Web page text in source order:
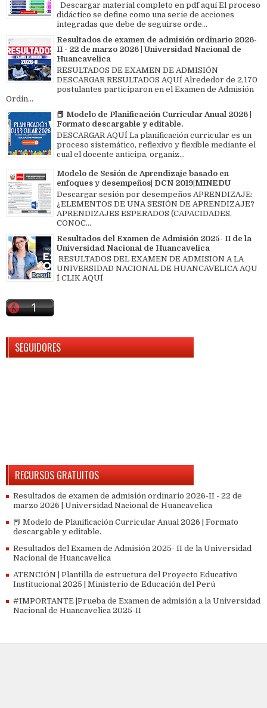
Descargar material completo en pdf aquí El proceso
didáctico se define como una serie de acciones
integradas que debe de seguirse orde...
Resultados de examen de admisión ordinario 2026-
II - 22 de marzo 2026 | Universidad Nacional de
Huancavelica
RESULTADOS DE EXAMEN DE ADMISIÓN
DESCARGAR RESULTADOS AQUÍ Alrededor de 2,170
postulantes participaron en el Examen de Admisión
Ordin...
📕 Modelo de Planificación Curricular Anual 2026 |
Formato descargable y editable.
DESCARGAR AQUÍ La planificación curricular es un
proceso sistemático, reflexivo y flexible mediante el
cual el docente anticipa, organiz...
Modelo de Sesión de Aprendizaje basado en
enfoques y desempeños| DCN 2019|MINEDU
Descargar sesión por desempeños APRENDIZAJE:
¿ELEMENTOS DE UNA SESIÓN DE APRENDIZAJE?
APRENDIZAJES ESPERADOS (CAPACIDADES,
CONOC...
Resultados del Examen de Admisión 2025- II de la
Universidad Nacional de Huancavelica
RESULTADOS DEL EXAMEN DE ADMISION A LA
UNIVERSIDAD NACIONAL DE HUANCAVELICA AQU
Í CLIK AQUÍ
SEGUIDORES
RECURSOS GRATUITOS
Resultados de examen de admisión ordinario 2026-II - 22 de
marzo 2026 | Universidad Nacional de Huancavelica
📕 Modelo de Planificación Curricular Anual 2026 | Formato
descargable y editable.
Resultados del Examen de Admisión 2025- II de la Universidad
Nacional de Huancavelica
ATENCIÓN | Plantilla de estructura del Proyecto Educativo
Institucional 2025 | Ministerio de Educación del Perú
#IMPORTANTE |Prueba de Examen de admisión a la Universidad
Nacional de Huancavelica 2025-II